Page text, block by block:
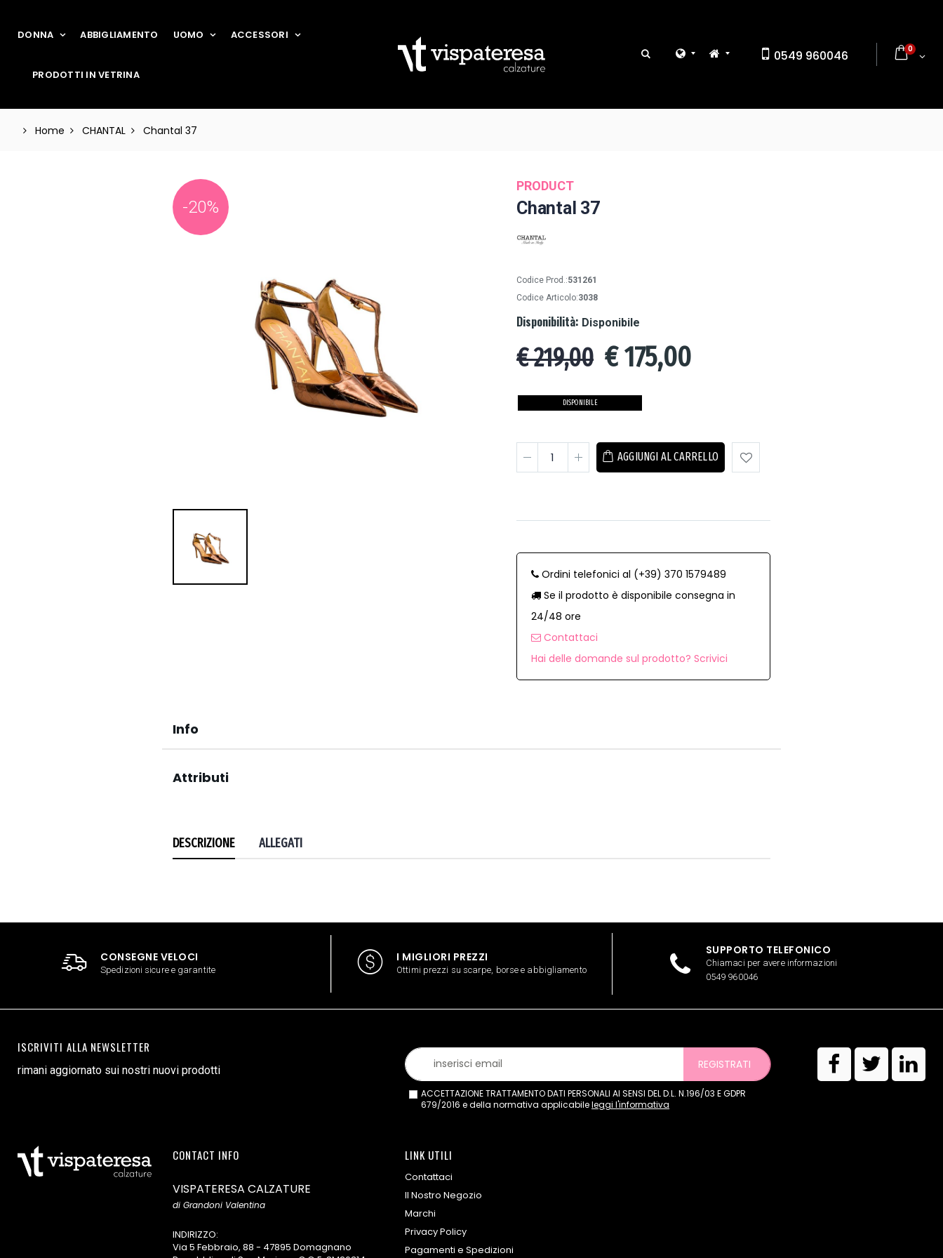
DONNA ABBIGLIAMENTO UOMO ACCESSORI
PRODOTTI IN VETRINA
0549 960046 0
Home CHANTAL Chantal 37
-20%
PRODUCT
Chantal 37
Codice Prod.:531261
Codice Articolo:3038
Disponibilità: Disponibile
€ 219,00 €175,00
DISPONIBILE
AGGIUNGI AL CARRELLO
Ordini telefonici al (+39) 370 1579489
Se il prodotto è disponibile consegna in
24/48 ore
Contattaci
Hai delle domande sul prodotto? Scrivici
Info
Attributi
DESCRIZIONE ALLEGATI
CONSEGNE VELOCI
Spedizioni sicure e garantite
I MIGLIORI PREZZI
Ottimi prezzi su scarpe, borse e abbigliamento
SUPPORTO TELEFONICO
Chiamaci per avere informazioni
0549 960046
ISCRIVITI ALLA NEWSLETTER
rimani aggiornato sui nostri nuovi prodotti REGISTRATI
ACCETTAZIONE TRATTAMENTO DATI PERSONALI AI SENSI DEL D.L. N.196/03 E GDPR
679/2016 e della normativa applicabileleggi l'informativa
CONTACT INFO
VISPATERESA CALZATURE
di Grandoni Valentina
INDIRIZZO:
Via 5 Febbraio, 88 - 47895 Domagnano
LINK UTILI
Contattaci
Il Nostro Negozio
Marchi
Privacy Policy
Pagamenti e Spedizioni